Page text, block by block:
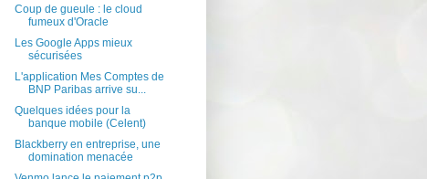
Coup de gueule : le cloud
fumeux d'Oracle
Les Google Apps mieux
sécurisées
L'application Mes Comptes de
BNP Paribas arrive su...
Quelques idées pour la
banque mobile (Celent)
Blackberry en entreprise, une
domination menacée